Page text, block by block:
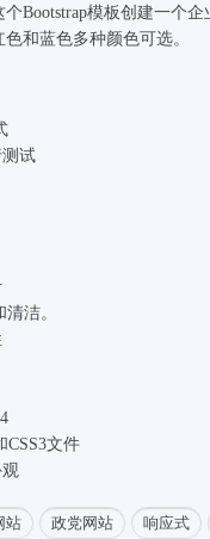
Bootstrap模板创建一个
和蓝色多种颜色可选。
试
洁。
CSS3文件
站 政党网站 响应式